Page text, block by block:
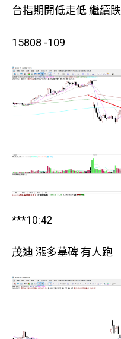
台指期開低走低 繼續跌
15808 -109
***10:42
茂迪 漲多墓碑 有人跑